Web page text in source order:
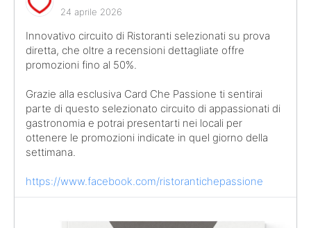
24 aprile 2026
Innovativo circuito di Ristoranti selezionati su prova
diretta, che oltre a recensioni dettagliate offre
promozioni fino al 50%.
Grazie alla esclusiva Card Che Passione ti sentirai
parte di questo selezionato circuito di appassionati di
gastronomia e potrai presentarti nei locali per
ottenere le promozioni indicate in quel giorno della
settimana.
https://www.facebook.com/ristorantichepassione